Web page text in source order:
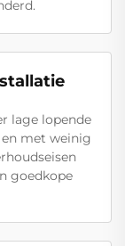
lage lopende
met weinig
goedkope